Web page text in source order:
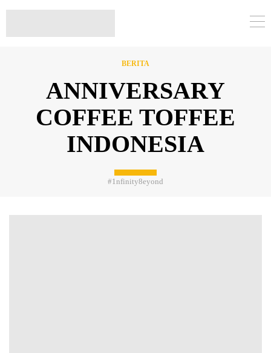
BERITA
ANNIVERSARY
COFFEE TOFFEE
INDONESIA
#1nfinity8eyond